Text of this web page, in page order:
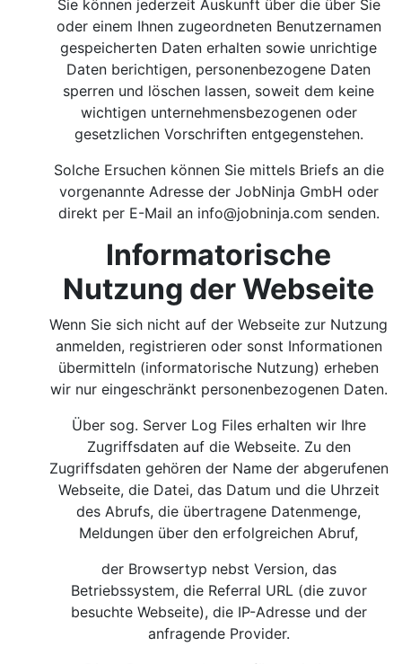
Sie können jederzeit Auskunft über die über Sie
oder einem Ihnen zugeordneten Benutzernamen
gespeicherten Daten erhalten sowie unrichtige
Daten berichtigen, personenbezogene Daten
sperren und löschen lassen, soweit dem keine
wichtigen unternehmensbezogenen oder
gesetzlichen Vorschriften entgegenstehen.
Solche Ersuchen können Sie mittels Briefs an die
vorgenannte Adresse der JobNinja GmbH oder
direkt per E-Mail an info@jobninja.com senden.
Informatorische
Nutzung der Webseite
Wenn Sie sich nicht auf der Webseite zur Nutzung
anmelden, registrieren oder sonst Informationen
übermitteln (informatorische Nutzung) erheben
wir nur eingeschränkt personenbezogenen Daten.
Über sog. Server Log Files erhalten wir Ihre
Zugriffsdaten auf die Webseite. Zu den
Zugriffsdaten gehören der Name der abgerufenen
Webseite, die Datei, das Datum und die Uhrzeit
des Abrufs, die übertragene Datenmenge,
Meldungen über den erfolgreichen Abruf,
der Browsertyp nebst Version, das
Betriebssystem, die Referral URL (die zuvor
besuchte Webseite), die IP-Adresse und der
anfragende Provider.